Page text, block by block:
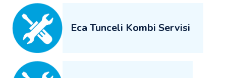
Eca Tunceli Kombi Servisi